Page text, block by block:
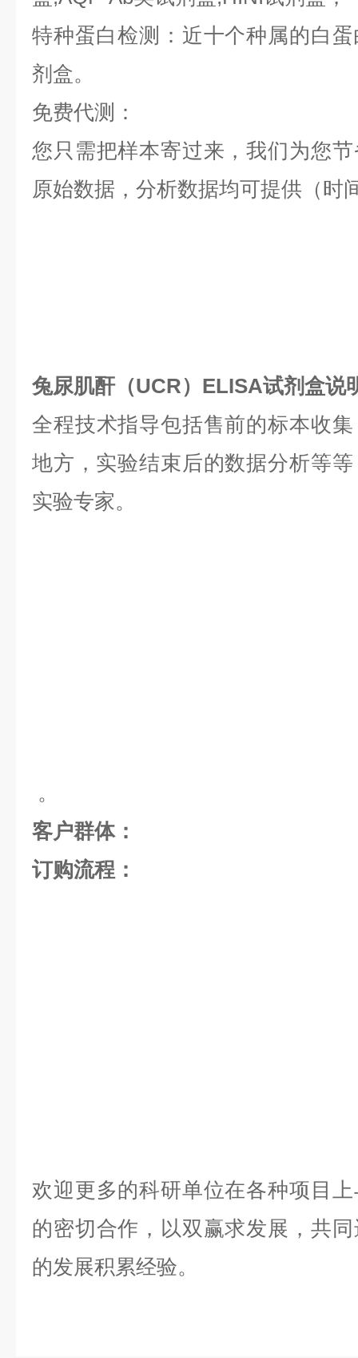
特种蛋白检测：近十个种属的白
剂盒。
免费代测：
您只需把样本寄过来，我们为您
原始数据，分析数据均可提供（时
兔尿肌酐（UCR）ELISA试剂盒说
全程技术指导包括售前的标本收
地方，实验结束后的数据分析等
实验专家。
。
客户群体：
订购流程：
欢迎更多的科研单位在各种项目
的密切合作，以双赢求发展，共
的发展积累经验。